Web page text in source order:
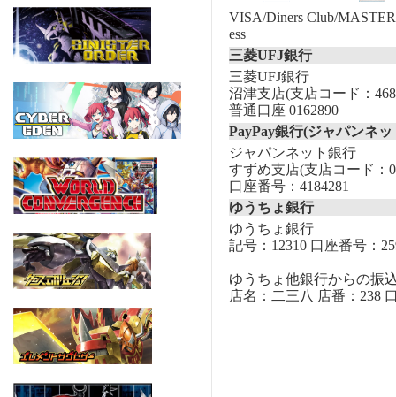
VISA/Diners Club/
ess
三菱UFJ銀行
三菱UFJ銀行
沼津支店(支店コード：
普通口座 0162890
PayPay銀行(ジャパンネ
ジャパンネット銀行
すずめ支店(支店コード：
口座番号：4184281
ゆうちょ銀行
ゆうちょ銀行
記号：12310 口座番号：
ゆうちょ他銀行からの振
店名：二三八 店番：238